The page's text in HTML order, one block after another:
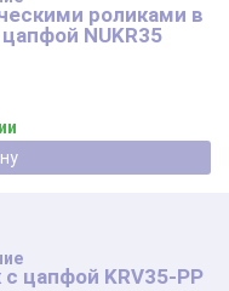
роликами в
NUKR35
цену
цапфой KRV35-PP